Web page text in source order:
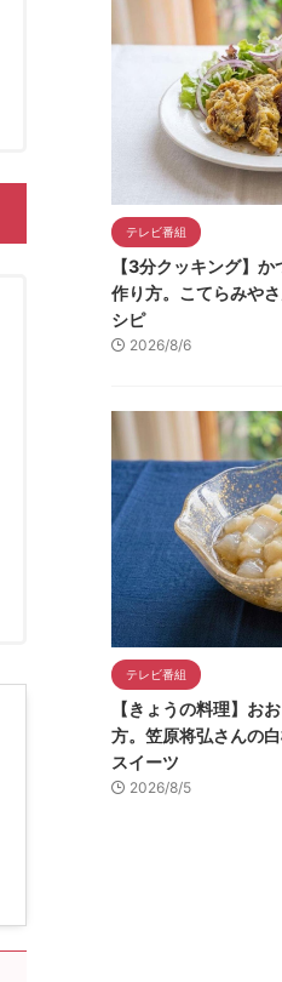
テレビ番組
【3分クッキング】
作り方。こてらみや
シピ
2026/8/6
テレビ番組
【きょうの料理】お
方。笠原将弘さんの
スイーツ
2026/8/5